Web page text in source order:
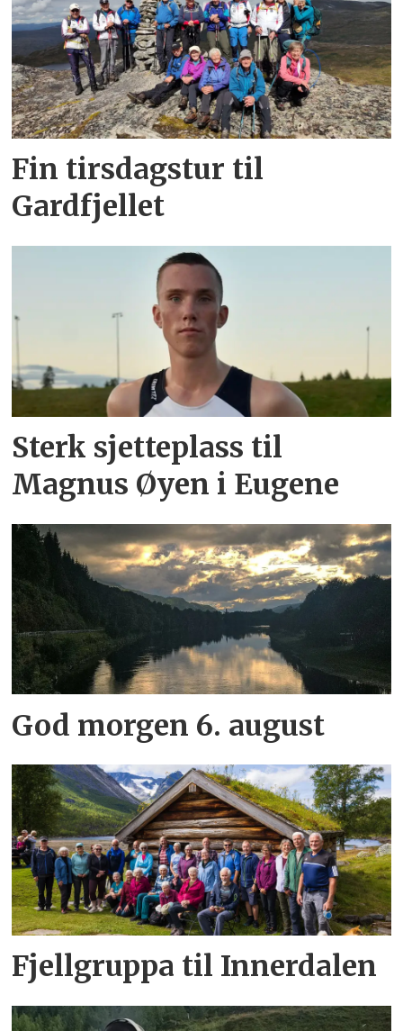
Fin tirsdagstur til
Gardfjellet
Sterk sjetteplass til
Magnus Øyen i Eugene
God morgen 6. august
Fjellgruppa til Innerdalen